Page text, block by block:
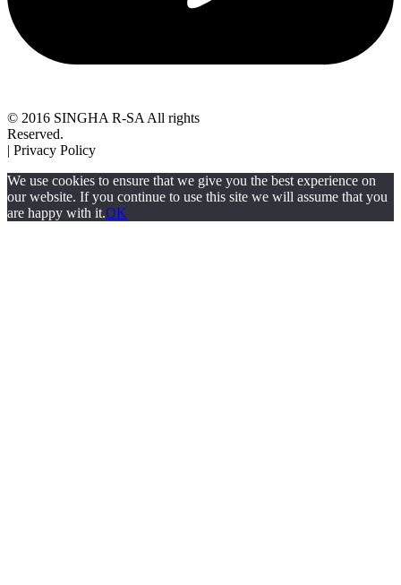
© 2016 SINGHA R-SA All rights
Reserved.
| Privacy Policy
We use cookies to ensure that we give you the best experience on
our website. If you continue to use this site we will assume that you
are happy with it.OK